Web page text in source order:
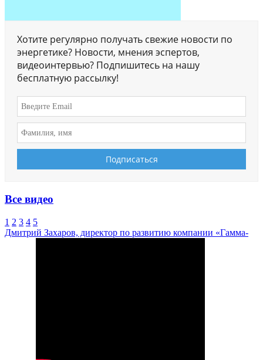
Хотите регулярно получать свежие новости по
энергетике? Новости, мнения эспертов,
видеоинтервью? Подпишитесь на нашу
бесплатную рассылку!
Все видео
1 2 3 4 5
Дмитрий Захаров, директор по развитию компании «Гамма-